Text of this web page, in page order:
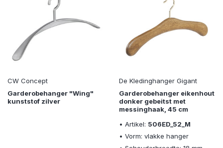
CW Concept
Garderobehanger "Wing"
kunststof zilver
De Kledinghanger Gigant
Garderobehanger eikenhout
donker gebeitst met
messinghaak, 45 cm
• Artikel: 506ED_52_M
• Vorm: vlakke hanger